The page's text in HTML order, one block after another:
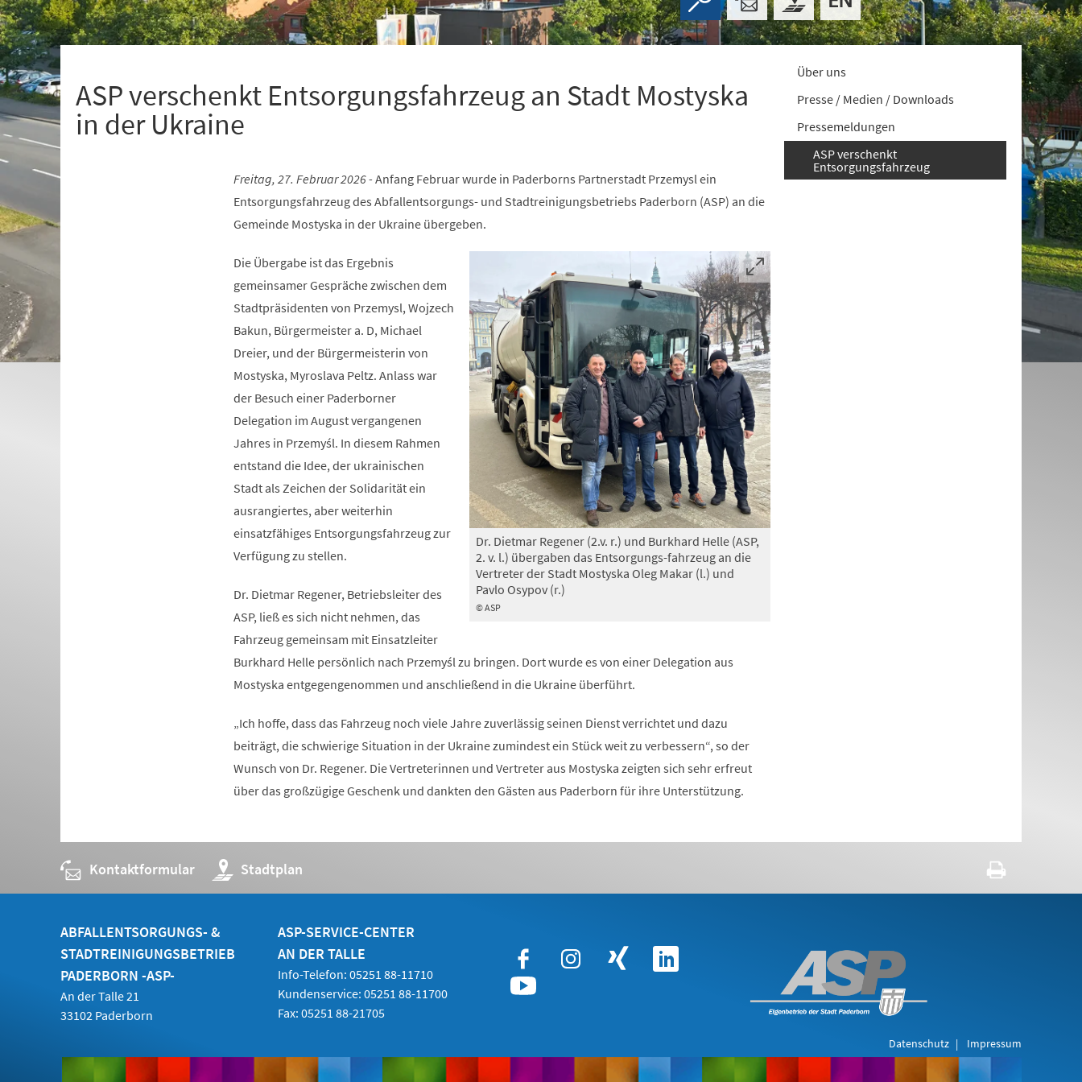
+
1
ASP verschenkt Entsorgungsfahrzeug an Stadt Mostyska
in der Ukraine
Freitag, 27. Februar 2026 -Anfang Februar wurde in Paderborns Partnerstadt Przemysl ein
Entsorgungsfahrzeug des Abfallentsorgungs- und Stadtreinigungsbetriebs Paderborn (ASP) an die
Gemeinde Mostyska in der Ukraine übergeben.
© ASP
Dr. Dietmar Regener (2.v. r.) und Burkhard Helle (ASP,
2. v. l.) übergaben das Entsorgungs-fahrzeug an die
Vertreter der Stadt Mostyska Oleg Makar (l.) und
Pavlo Osypov (r.)
Die Übergabe ist das Ergebnis
gemeinsamer Gespräche zwischen dem
Stadtpräsidenten von Przemysl, Wojzech
Bakun, Bürgermeister a. D, Michael
Dreier, und der Bürgermeisterin von
Mostyska, Myroslava Peltz. Anlass war
der Besuch einer Paderborner
Delegation im August vergangenen
Jahres in Przemyśl. In diesem Rahmen
entstand die Idee, der ukrainischen
Stadt als Zeichen der Solidarität ein
ausrangiertes, aber weiterhin
einsatzfähiges Entsorgungsfahrzeug zur
Verfügung zu stellen.
Dr. Dietmar Regener, Betriebsleiter des
ASP, ließ es sich nicht nehmen, das
Fahrzeug gemeinsam mit Einsatzleiter
Burkhard Helle persönlich nach Przemyśl zu bringen. Dort wurde es von einer Delegation aus
Mostyska entgegengenommen und anschließend in die Ukraine überführt.
„Ich hoffe, dass das Fahrzeug noch viele Jahre zuverlässig seinen Dienst verrichtet und dazu
beiträgt, die schwierige Situation in der Ukraine zumindest ein Stück weit zu verbessern“, so der
Wunsch von Dr. Regener. Die Vertreterinnen und Vertreter aus Mostyska zeigten sich sehr erfreut
über das großzügige Geschenk und dankten den Gästen aus Paderborn für ihre Unterstützung.
Über uns
Presse / Medien / Downloads
Pressemeldungen
ASP verschenkt
Entsorgungsfahrzeug
Kontaktformular Stadtplan
(Öffnet
in
einem
Tab)
ABFALLENTSORGUNGS- &
STADTREINIGUNGSBETRIEB
PADERBORN -ASP-
An der Talle 21
33102 Paderborn
ASP-SERVICE-CENTER
AN DER TALLE
Info-Telefon: 05251 88-11710
Kundenservice: 05251 88-11700
Fax: 05251 88-21705
Datenschutz Impressum